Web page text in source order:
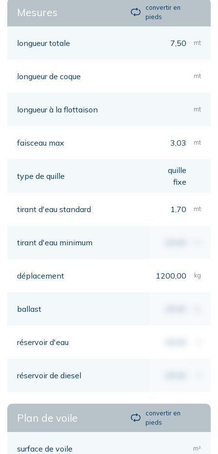
Mesures
convertir en
pieds
longueur totale 7,50 mt
longueur de coque mt
longueur à la flottaison mt
faisceau max 3,03 mt
type de quille
quille
fixe
tirant d'eau standard 1,70 mt
tirant d'eau minimum
déplacement 1200,00 kg
ballast
réservoir d'eau
réservoir de diesel
Plan de voile
convertir en
pieds
surface de voile m²